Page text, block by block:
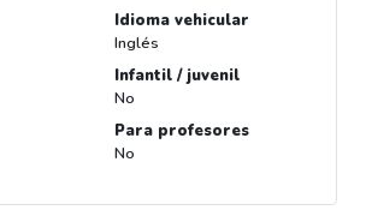
Idioma vehicular
Inglés
Infantil / juvenil
No
Para profesores
No